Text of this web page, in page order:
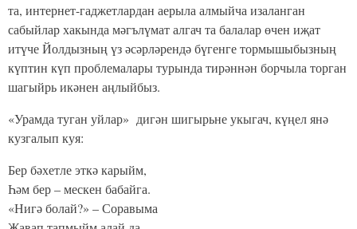
та, интернет-гаджетлардан аерыла алмыйча изаланган
сабыйлар хакында мәгълүмат алгач та балалар өчен иҗат
итүче Йолдызның үз әсәрләрендә бүгенге тормышыбызның
күптин күп проблемалары турында тирәннән борчыла торган
шагыйрь икәнен аңлыйбыз.
«Урамда туган уйлар» дигән шигырьне укыгач, күңел янә
кузгалып куя:
Бер бәхетле эткә карыйм,
Һәм бер – мескен бабайга.
«Нигә болай?» – Соравыма